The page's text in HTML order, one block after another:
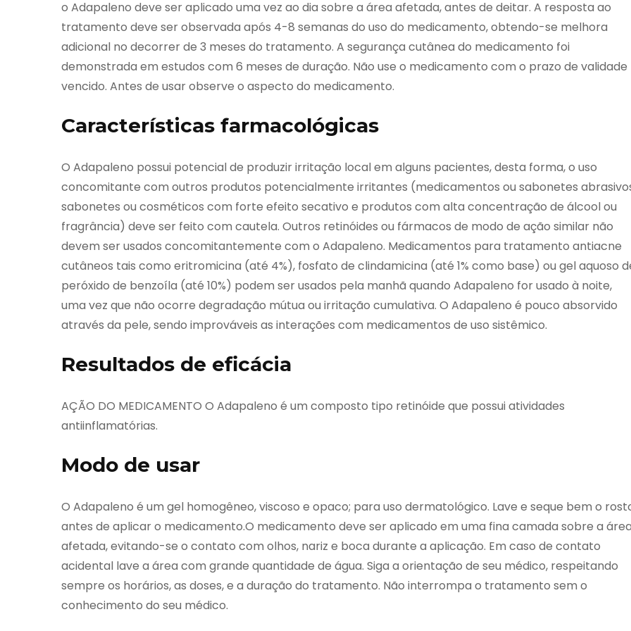
o Adapaleno deve ser aplicado uma vez ao dia sobre a área afetada, antes de deitar. A resposta ao
tratamento deve ser observada após 4-8 semanas do uso do medicamento, obtendo-se melhora
adicional no decorrer de 3 meses do tratamento. A segurança cutânea do medicamento foi
demonstrada em estudos com 6 meses de duração. Não use o medicamento com o prazo de validade
vencido. Antes de usar observe o aspecto do medicamento.
Características farmacológicas
O Adapaleno possui potencial de produzir irritação local em alguns pacientes, desta forma, o uso
concomitante com outros produtos potencialmente irritantes (medicamentos ou sabonetes
sabonetes ou cosméticos com forte efeito secativo e produtos com alta concentração de álcool ou
fragrância) deve ser feito com cautela. Outros retinóides ou fármacos de modo de ação similar não
devem ser usados concomitantemente com o Adapaleno. Medicamentos para tratamento antiacne
cutâneos tais como eritromicina (até 4%), fosfato de clindamicina (até 1% como base) ou gel aquoso
peróxido de benzoíla (até 10%) podem ser usados pela manhã quando Adapaleno for usado à noite,
uma vez que não ocorre degradação mútua ou irritação cumulativa. O Adapaleno é pouco absorvido
através da pele, sendo improváveis as interações com medicamentos de uso sistêmico.
Resultados de eficácia
AÇÃO DO MEDICAMENTO O Adapaleno é um composto tipo retinóide que possui atividades
antiinflamatórias.
Modo de usar
O Adapaleno é um gel homogêneo, viscoso e opaco; para uso dermatológico. Lave e seque bem o
antes de aplicar o medicamento.O medicamento deve ser aplicado em uma fina camada sobre a
afetada, evitando-se o contato com olhos, nariz e boca durante a aplicação. Em caso de contato
acidental lave a área com grande quantidade de água. Siga a orientação de seu médico, respeitando
sempre os horários, as doses, e a duração do tratamento. Não interrompa o tratamento sem o
conhecimento do seu médico.